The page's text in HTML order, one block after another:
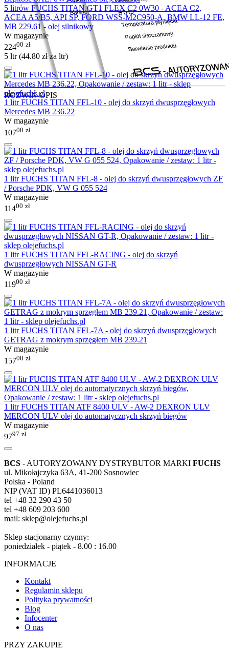
ROZWIŃ OPIS
5 litrów FUCHS TITAN GT1 FLEX C2 0W30 - ACEA C2,
ACEA A5/B5, API SP, FORD WSS-M2C950-A, BMW LL-12 FE,
MB 229.61 - olej silnikowy
W magazynie
22400 zł
5 ltr (44.80 złza ltr)
1 litr FUCHS TITAN FFL-10 - olej do skrzyń dwusprzęgłowych
Mercedes MB 236.22
W magazynie
10700 zł
1 litr FUCHS TITAN FFL-8 - olej do skrzyń dwusprzęgłowych ZF
/ Porsche PDK, VW G 055 524
W magazynie
11400 zł
1 litr FUCHS TITAN FFL-RACING - olej do skrzyń
dwusprzęgłowych NISSAN GT-R
W magazynie
11900 zł
1 litr FUCHS TITAN FFL-7A - olej do skrzyń dwusprzęgłowych
GETRAG z mokrym sprzęgłem MB 239.21
W magazynie
15700 zł
1 litr FUCHS TITAN ATF 8400 ULV - AW-2 DEXRON ULV
MERCON ULV olej do automatycznych skrzyń biegów
W magazynie
9797 zł
BCS - AUTORYZOWANY DYSTRYBUTOR MARKI FUCHS
ul. Mikołajczyka 63A, 41-200 Sosnowiec
Polska - Poland
NIP (VAT ID) PL6441036013
tel +48 32 290 43 50
tel +48 609 203 600
mail: sklep@olejefuchs.pl
Sklep stacjonarny czynny:
poniedziałek - piątek - 8.00 : 16.00
INFORMACJE
Kontakt
Regulamin sklepu
Polityka prywatności
Blog
Infocenter
O nas
PRZY ZAKUPIE